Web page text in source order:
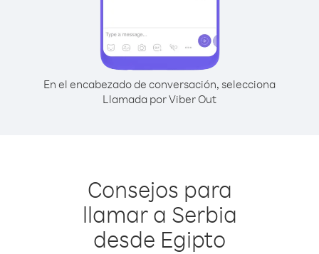
En el encabezado de conversación, selecciona
Llamada por Viber Out
Consejos para
llamar a Serbia
desde Egipto